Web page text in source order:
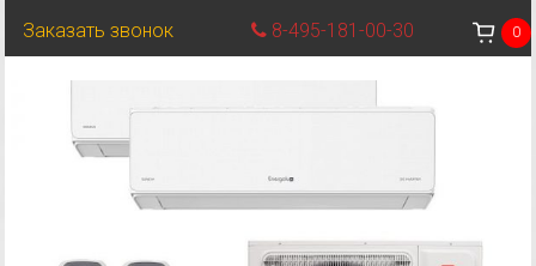
Заказать звонок 8-495-181-00-30 0